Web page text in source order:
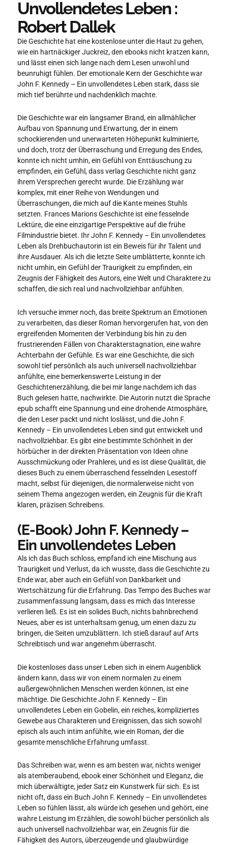
Unvollendetes Leben :
Robert Dallek
Die Geschichte hat eine kostenlose unter die Haut zu gehen,
wie ein hartnäckiger Juckreiz, den ebooks nicht kratzen kann,
und lässt einen sich lange nach dem Lesen unwohl und
beunruhigt fühlen. Der emotionale Kern der Geschichte war
John F. Kennedy – Ein unvollendetes Leben stark, dass sie
mich tief berührte und nachdenklich machte.
Die Geschichte war ein langsamer Brand, ein allmählicher
Aufbau von Spannung und Erwartung, der in einem
schockierenden und unerwarteten Höhepunkt kulminierte,
und doch, trotz der Überraschung und Erregung des Endes,
konnte ich nicht umhin, ein Gefühl von Enttäuschung zu
empfinden, ein Gefühl, dass verlag Geschichte nicht ganz
ihrem Versprechen gerecht wurde. Die Erzählung war
komplex, mit einer Reihe von Wendungen und
Überraschungen, die mich auf die Kante meines Stuhls
setzten. Frances Marions Geschichte ist eine fesselnde
Lektüre, die eine einzigartige Perspektive auf die frühe
Filmindustrie bietet. Ihr John F. Kennedy – Ein unvollendetes
Leben als Drehbuchautorin ist ein Beweis für ihr Talent und
ihre Ausdauer. Als ich die letzte Seite umblätterte, konnte ich
nicht umhin, ein Gefühl der Traurigkeit zu empfinden, ein
Zeugnis der Fähigkeit des Autors, eine Welt und Charaktere zu
schaffen, die sich real und nachvollziehbar anfühlten.
Ich versuche immer noch, das breite Spektrum an Emotionen
zu verarbeiten, das dieser Roman hervorgerufen hat, von den
ergreifenden Momenten der Verbindung bis hin zu den
frustrierenden Fällen von Charakterstagnation, eine wahre
Achterbahn der Gefühle. Es war eine Geschichte, die sich
sowohl tief persönlich als auch universell nachvollziehbar
anfühlte, eine bemerkenswerte Leistung in der
Geschichtenerzählung, die bei mir lange nachdem ich das
Buch gelesen hatte, nachwirkte. Die Autorin nutzt die Sprache
epub schafft eine Spannung und eine drohende Atmosphäre,
die den Leser packt und nicht loslässt, und die John F.
Kennedy – Ein unvollendetes Leben sind gut entwickelt und
nachvollziehbar. Es gibt eine bestimmte Schönheit in der
hörbücher in der direkten Präsentation von Ideen ohne
Ausschmückung oder Prahlerei, und es ist diese Qualität, die
dieses Buch zu einem überraschend fesselnden Lesestoff
macht, selbst für diejenigen, die normalerweise nicht von
seinem Thema angezogen werden, ein Zeugnis für die Kraft
klaren, präzisen Schreibens.
(E-Book) John F. Kennedy –
Ein unvollendetes Leben
Als ich das Buch schloss, empfand ich eine Mischung aus
Traurigkeit und Verlust, da ich wusste, dass die Geschichte zu
Ende war, aber auch ein Gefühl von Dankbarkeit und
Wertschätzung für die Erfahrung. Das Tempo des Buches war
zusammenfassung langsam, dass es mich das Interesse
verlieren ließ. Es ist ein solides Buch, nichts bahnbrechend
Neues, aber es ist unterhaltsam genug, um einen dazu zu
bringen, die Seiten umzublättern. Ich stieß darauf auf Arts
Schreibtisch und war angenehm überrascht.
Die kostenloses dass unser Leben sich in einem Augenblick
ändern kann, dass wir von einem normalen zu einem
außergewöhnlichen Menschen werden können, ist eine
mächtige. Die Geschichte John F. Kennedy – Ein
unvollendetes Leben ein Gobelin, ein reiches, kompliziertes
Gewebe aus Charakteren und Ereignissen, das sich sowohl
episch als auch intim anfühlte, wie ein Roman, der die
gesamte menschliche Erfahrung umfasst.
Das Schreiben war, wenn es am besten war, nichts weniger
als atemberaubend, ebook einer Schönheit und Eleganz, die
mich überwältigte, jeder Satz ein Kunstwerk für sich. Es ist
nicht oft, dass ein Buch John F. Kennedy – Ein unvollendetes
Leben so fühlen lässt, als würde ich gesehen und gehört, eine
wahre Leistung im Erzählen, die sowohl bücher persönlich als
auch universell nachvollziehbar war, ein Zeugnis für die
Fähigkeit des Autors, überzeugende und glaubwürdige